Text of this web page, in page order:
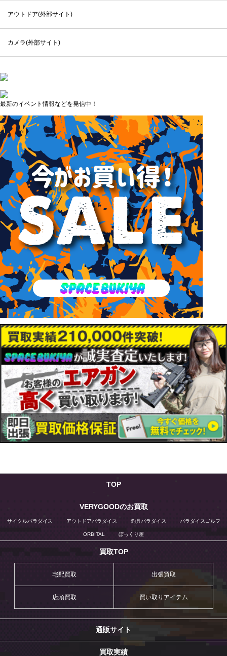
アウトドア(外部サイト)
カメラ(外部サイト)
最新のイベント情報などを発信中！
TOP
VERYGOODのお買取
サイクルパラダイス アウトドアパラダイス 釣具パラダイス パラダイスゴルフ
ORBITAL ぼっくり屋
買取TOP
宅配買取 出張買取
店頭買取 買い取りアイテム
通販サイト
買取実績